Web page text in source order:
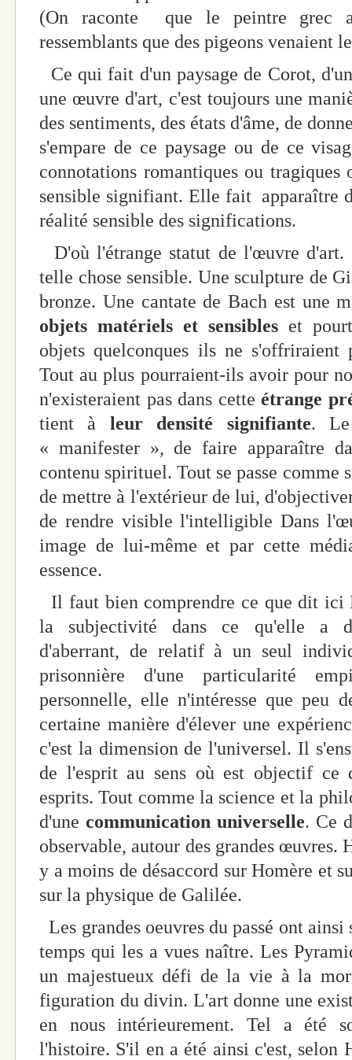
(On raconte que le peintre grec
ressemblants que des pigeons venaient
Ce qui fait d'un paysage de Corot,
une œuvre d'art, c'est toujours une
des sentiments, des états d'âme, de
s'empare de ce paysage ou de ce
connotations romantiques ou tragiques
sensible signifiant. Elle fait apparaître
réalité sensible des significations.
D'où l'étrange statut de l'œuvre
telle chose sensible. Une sculpture de
bronze. Une cantate de Bach est une
objets matériels et sensibles et
objets quelconques ils ne s'offriraient
Tout au plus pourraient-ils avoir pour
n'existeraient pas dans cetteétrange
tient à leur densité signifiante.
« manifester », de faire apparaître
contenu spirituel. Tout se passe comme
de mettre à l'extérieur de lui,
de rendre visible l'intelligible Dans
image de lui-même et par cette
essence.
Il faut bien comprendre ce que dit ici
la subjectivité dans ce qu'elle a
d'aberrant, de relatif à un seul
prisonnière d'une particularité
personnelle, elle n'intéresse que peu
certaine manière d'élever une
c'est la dimension de l'universel. Il
de l'esprit au sens où est objectif ce
esprits. Tout comme la science et la
d'une communication universelle. Ce
observable, autour des grandes œuvres.
y a moins de désaccord sur Homère et
sur la physique de Galilée.
Les grandes oeuvres du passé ont
temps qui les a vues naître. Les
un majestueux défi de la vie à la
figuration du divin. L'art donne une
en nous intérieurement. Tel a été
l'histoire. S'il en a été ainsi c'est, selon